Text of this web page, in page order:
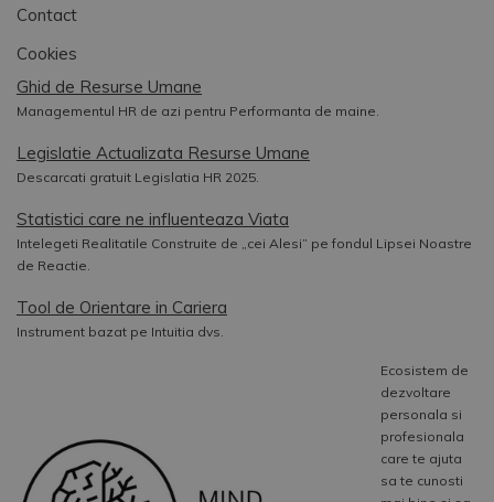
Contact
Cookies
Ghid de Resurse Umane
Managementul HR de azi pentru Performanta de maine.
Legislatie Actualizata Resurse Umane
Descarcati gratuit Legislatia HR 2025.
Statistici care ne influenteaza Viata
Intelegeti Realitatile Construite de „cei Alesi” pe fondul Lipsei Noastre
de Reactie.
Tool de Orientare in Cariera
Instrument bazat pe Intuitia dvs.
Ecosistem de
dezvoltare
personala si
profesionala
care te ajuta
sa te cunosti